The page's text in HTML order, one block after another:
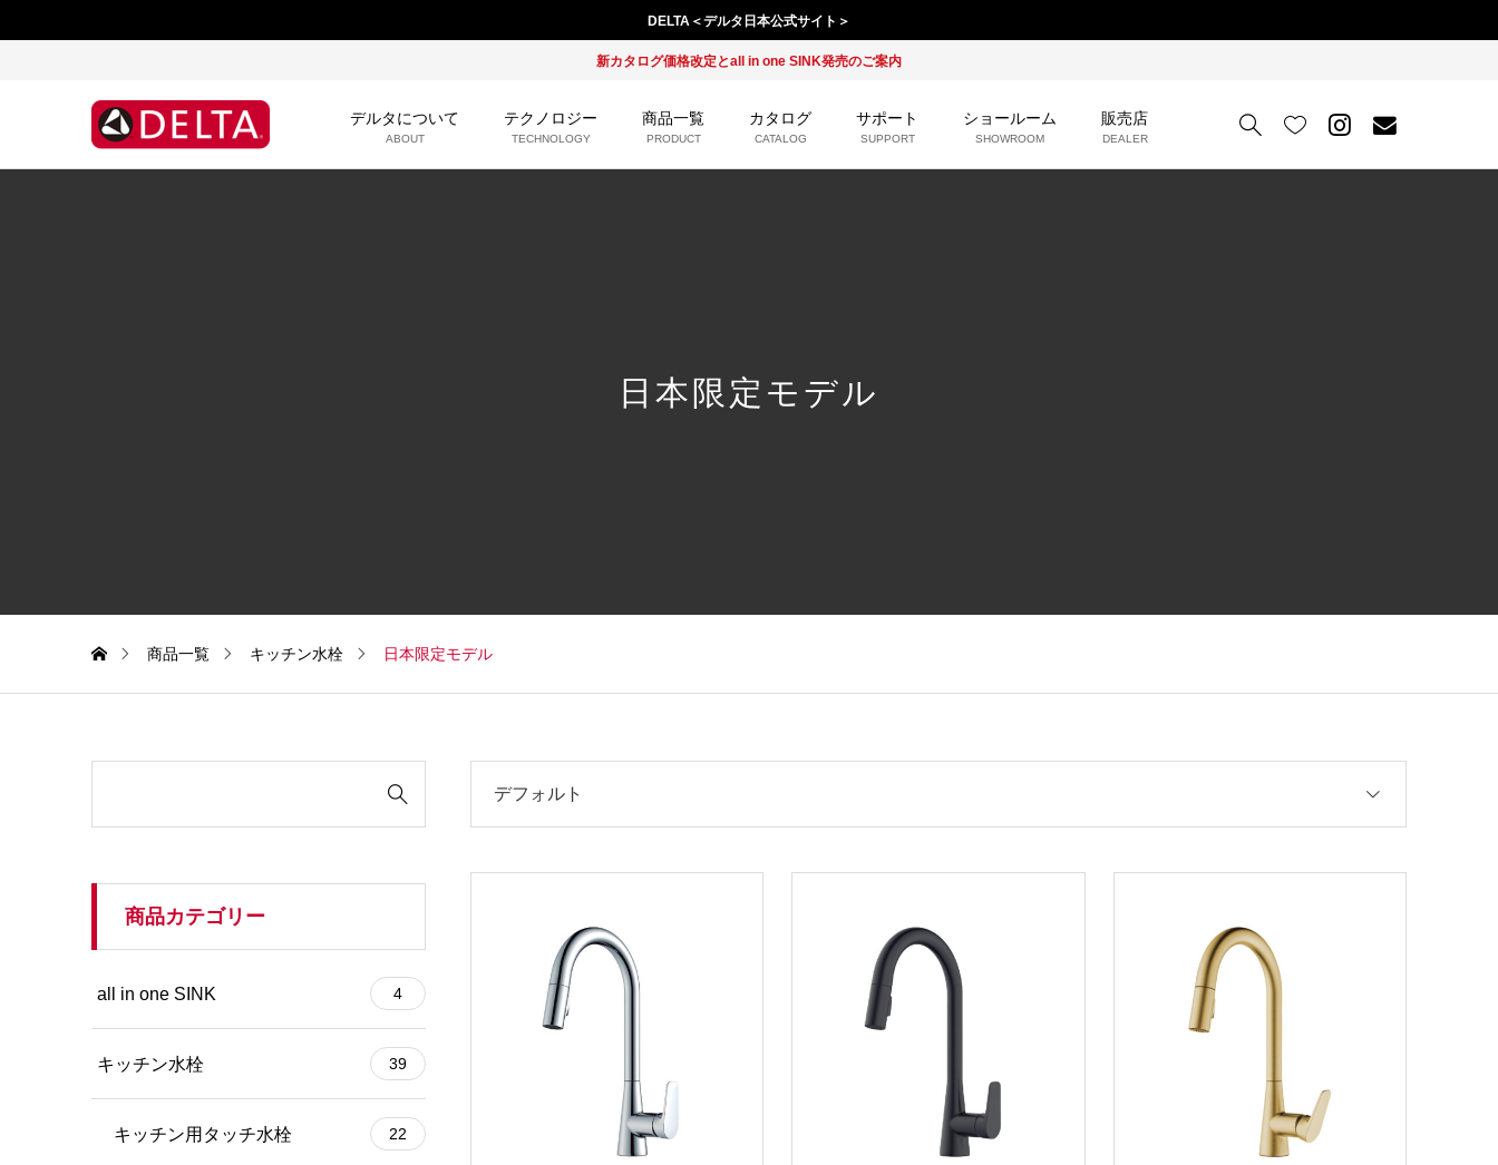
DELTA＜デルタ日本公式サイト＞
新カタログ価格改定とall in one SINK発売のご案内
デルタについて
ABOUT
テクノロジー
TECHNOLOGY
商品一覧
PRODUCT
カタログ
CATALOG
サポート
SUPPORT
ショールーム
SHOWROOM
販売店
DEALER
 
日本限定モデル
商品一覧 キッチン水栓 日本限定モデル
デフォルト
対

商品カテゴリー
all in one SINK 4
キッチン水栓 39
キッチン用タッチ水栓 22